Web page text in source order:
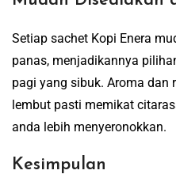
Setiap sachet Kopi Enera
panas, menjadikannya
pagi yang sibuk. Aroma dan
lembut pasti memikat
anda lebih menyeronokkan.
Kesimpulan